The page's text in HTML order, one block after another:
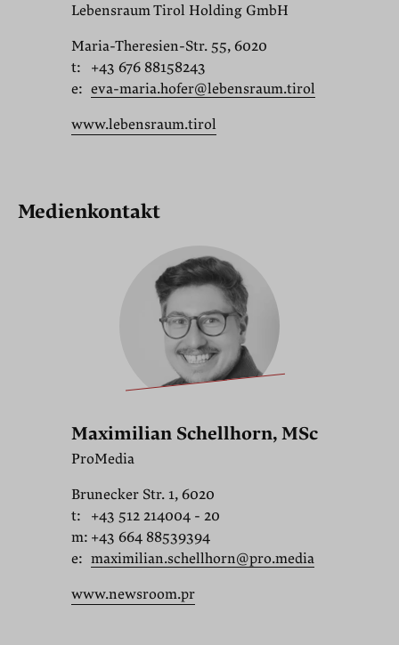
Lebensraum Tirol Holding GmbH
Maria-Theresien-Str. 55, 6020
t:
+43 676 88158243
e: eva-maria.hofer@lebensraum.tirol
www.lebensraum.tirol
Medienkontakt
Maximilian Schellhorn, MSc
ProMedia
Brunecker Str. 1, 6020
t:
+43 512 214004 - 20
m: +43 664 88539394
e: maximilian.schellhorn@pro.media
www.newsroom.pr